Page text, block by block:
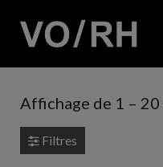
Affichage de 1 – 20
Filtres